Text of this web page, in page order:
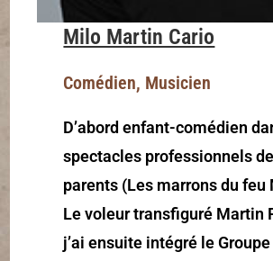
Milo Martin Cario
Comédien, Musicien
D’abord enfant-comédien
spectacles professionnels
parents (Les marrons du feu
Le voleur transfiguré Martin
j’ai ensuite intégré le